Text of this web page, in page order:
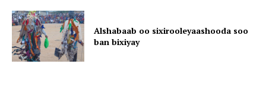
Alshabaab oo sixirooleyaashooda soo
ban bixiyay